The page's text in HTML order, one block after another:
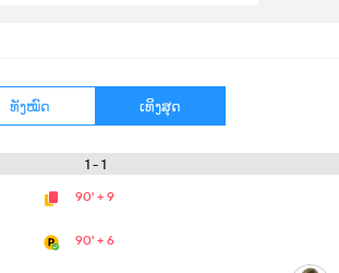
ທັງໝົດ ເທິງສຸດ
1 - 1
90' + 9
90' + 6